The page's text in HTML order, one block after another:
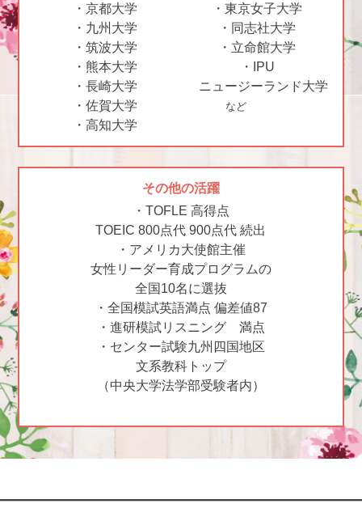
・京都大学
・九州大学
・筑波大学
・熊本大学
・長崎大学
・佐賀大学
・高知大学
・東京女子大学
・同志社大学
・立命館大学
・IPU
ニュージーランド大学
など
その他の活躍
・TOFLE 高得点
TOEIC 800点代 900点代 続出
・アメリカ大使館主催
女性リーダー育成プログラムの
全国10名に選抜
・全国模試英語満点 偏差値87
・進研模試リスニング 満点
・センター試験九州四国地区
文系教科トップ
（中央大学法学部受験者内）